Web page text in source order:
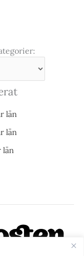
län
län
län